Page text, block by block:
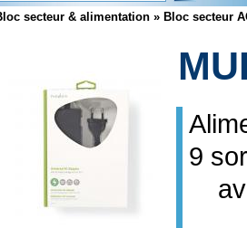
secteur & alimentation » Bloc secteur
9